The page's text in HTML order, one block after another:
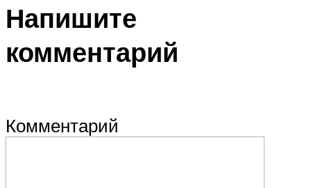
Напишите
комментарий
Комментарий